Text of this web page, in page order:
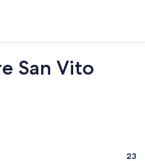
San Vito
23